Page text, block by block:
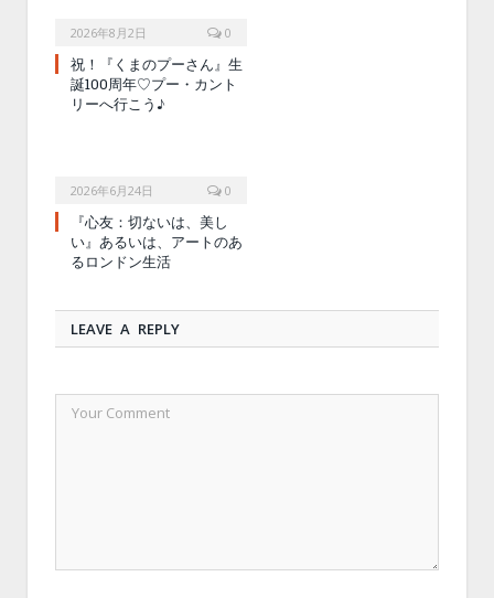
2026年8月2日 0
祝！『くまのプーさん』生
誕100周年♡プー・カント
リーへ行こう♪
2026年6月24日 0
『心友：切ないは、美し
い』あるいは、アートのあ
るロンドン生活
LEAVE A REPLY